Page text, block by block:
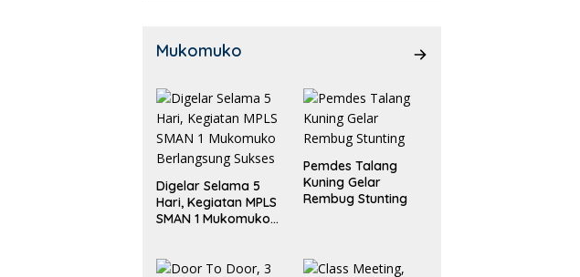
Mukomuko
Digelar Selama 5
Hari, Kegiatan MPLS
SMAN 1 Mukomuko
Pemdes Talang
Kuning Gelar
Rembug Stunting